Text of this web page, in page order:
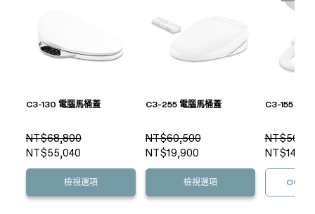
C3-130 電腦馬桶蓋
NT$68,800
NT$55,040
檢視選項
C3-255 電腦馬桶蓋
NT$60,500
NT$19,900
檢視選項
C3-155 電腦
OUT